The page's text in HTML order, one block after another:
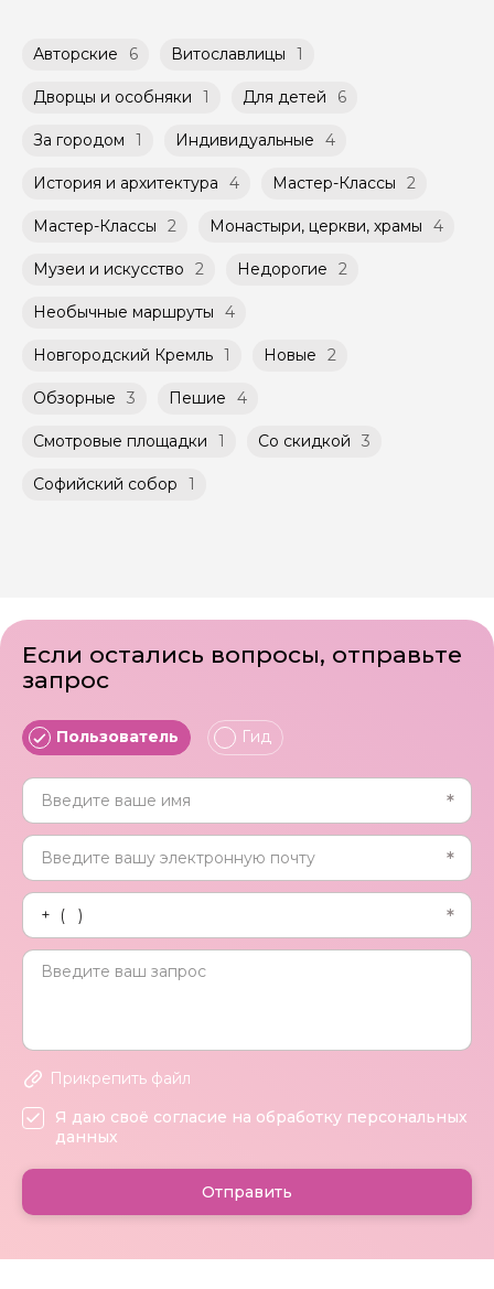
заблаговременно до начала путешествия,
указанной на странице самого тура и
Агрегатором дополнительного соглашения
к Оферте Сервиса.
Способы оплаты на сайте: Картой
российского банка можно оплатить любую
экскурсию.
Групповые экскурсии проходят по
Помимо Вас, на групповой экскурсии могут
быть незнакомые для Вас люди.
Мини-группы проводятся на тех же
участников ограничено (группа может быть
Авторские 6 Витославлицы 1
Дворцы и особняки 1 Для детей 6
За городом 1 Индивидуальные 4
История и архитектура 4 Мастер-Классы 2
Мастер-Классы 2 Монастыри, церкви, храмы 4
Музеи и искусство 2 Недорогие 2
Необычные маршруты 4
Новгородский Кремль 1 Новые 2
Обзорные 3 Пешие 4
Смотровые площадки 1 Со скидкой 3
Софийский собор 1
Если остались вопросы, отправьте
запрос
Пользователь Гид
Прикрепить файл
Я даю своё согласие на обработку персональных
данных
Отправить